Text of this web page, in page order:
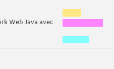
Web Java avec